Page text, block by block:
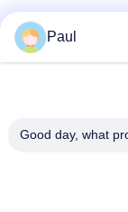
Paul
Good day, what